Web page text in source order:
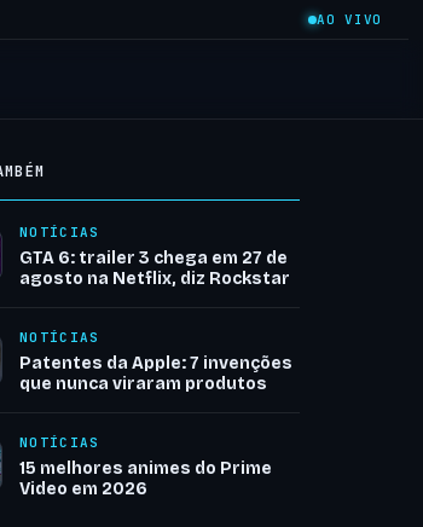
AO VIVO
NOTÍCIAS
GTA 6: trailer 3 chega em 27 de
agosto na Netflix, diz Rockstar
NOTÍCIAS
Patentes da Apple: 7 invenções
que nunca viraram produtos
NOTÍCIAS
15 melhores animes do Prime
Video em 2026